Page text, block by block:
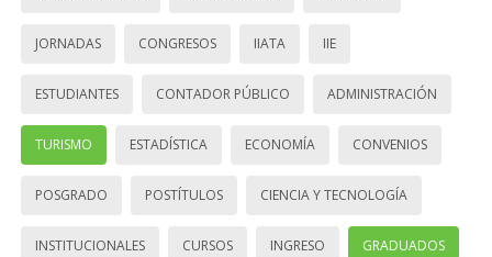
JORNADAS CONGRESOS IIATA IIE
ESTUDIANTES CONTADOR PÚBLICO ADMINISTRACIÓN
TURISMO ESTADÍSTICA ECONOMÍA CONVENIOS
POSGRADO POSTÍTULOS CIENCIA Y TECNOLOGÍA
INSTITUCIONALES CURSOS INGRESO GRADUADOS